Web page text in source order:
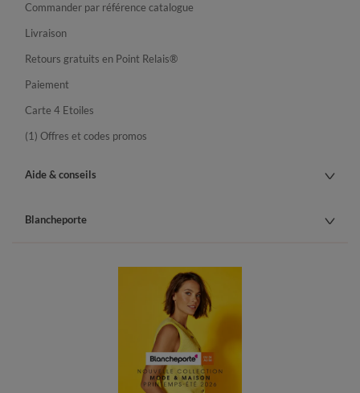
Commander par référence catalogue
Livraison
Retours gratuits en Point Relais®
Paiement
Carte 4 Etoiles
(1) Offres et codes promos
Aide & conseils
Blancheporte